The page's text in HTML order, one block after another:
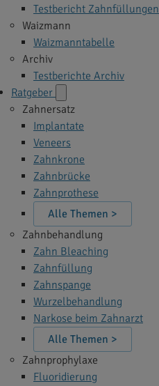
Testbericht Zahnfüllungen
Waizmann
Waizmanntabelle
Archiv
Testberichte Archiv
Ratgeber
Zahnersatz
Implantate
Veneers
Zahnkrone
Zahnbrücke
Zahnprothese
Alle Themen >
Zahnbehandlung
Zahn Bleaching
Zahnfüllung
Zahnspange
Wurzelbehandlung
Narkose beim Zahnarzt
Alle Themen >
Zahnprophylaxe
Fluoridierung